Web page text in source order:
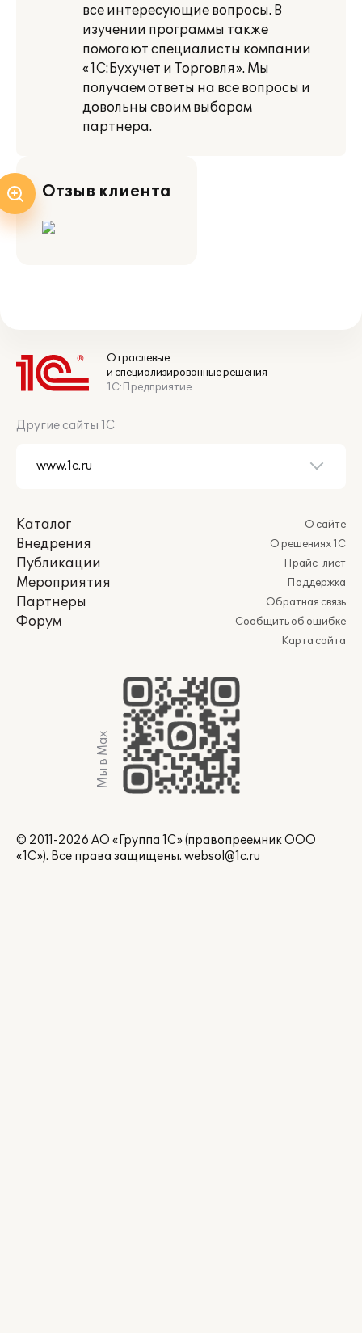
все интересующие вопросы. В
изучении программы также
помогают специалисты компании
«1С:Бухучет и Торговля». Мы
получаем ответы на все вопросы и
довольны своим выбором
партнера.
Отзыв клиента
Отраслевые
и специализированные решения
1С:Предприятие
Другие сайты 1С
Каталог
Внедрения
Публикации
Мероприятия
Партнеры
Форум
О сайте
О решениях 1С
Прайс-лист
Поддержка
Обратная связь
Сообщить об ошибке
Карта сайта
Мы в Max
© 2011-2026 АО «Группа 1С» (правопреемник ООО
«1С»). Все права защищены. websol@1c.ru